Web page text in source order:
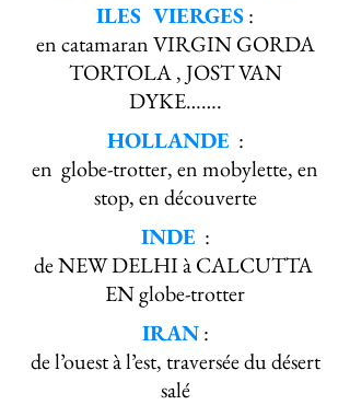
ILES VIERGES:
en catamaran VIRGIN GORDA
TORTOLA , JOST VAN
DYKE…….
HOLLANDE:
en globe-trotter, en mobylette, en
stop, en découverte
INDE:
de NEW DELHI à CALCUTTA
EN globe-trotter
IRAN:
de l’ouest à l’est, traversée du désert
salé